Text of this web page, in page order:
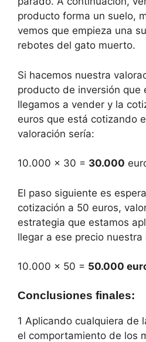
producto forma un suelo,
vemos que empieza una
rebotes del gato muerto.
Si hacemos nuestra
producto de inversión que
llegamos a vender y la
euros que está cotizando
valoración sería:
10.000 x 30 = 30.000
El paso siguiente es
cotización a 50 euros,
estrategia que estamos
llegar a ese precio nuestra
10.000 x 50 = 50.000
Conclusiones finales:
1 Aplicando cualquiera de
el comportamiento de los